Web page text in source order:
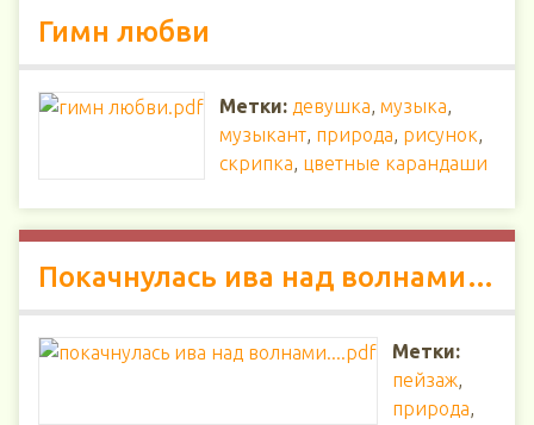
Гимн любви
Метки: девушка, музыка,
музыкант, природа, рисунок,
скрипка, цветные карандаши
Покачнулась ива над волнами…
Метки:
пейзаж,
природа,